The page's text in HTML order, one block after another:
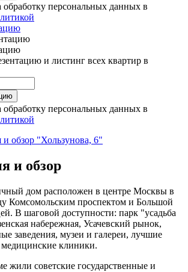
обработку персональных данных в
и листинг всех квартир в
обработку персональных данных в
обзор "Хользунова, 6"
и обзор
дом расположен в центре Москвы в
Комсомольским проспектом и Большой
В шаговой доступности: парк "усадьба
набережная, Усачевский рынок,
заведения, музеи и галереи, лучшие
клиники.
жили советские государственные и